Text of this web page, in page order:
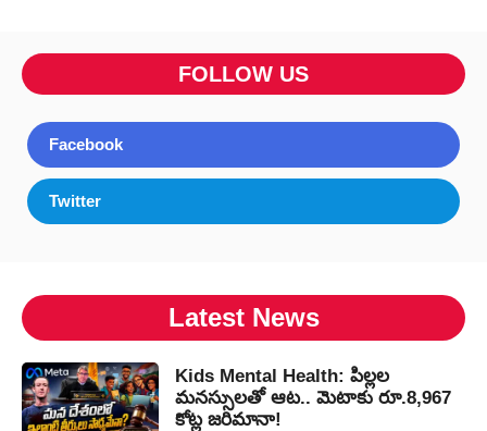
FOLLOW US
Facebook
Twitter
Latest News
Kids Mental Health: పిల్లల
మనస్సులతో ఆట.. మెటాకు రూ.8,967
కోట్ల జరిమానా!